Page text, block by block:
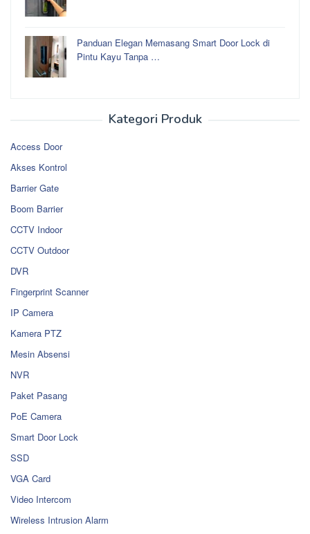
Panduan Elegan Memasang Smart Door Lock di
Pintu Kayu Tanpa …
Kategori Produk
Access Door
Akses Kontrol
Barrier Gate
Boom Barrier
CCTV Indoor
CCTV Outdoor
DVR
Fingerprint Scanner
IP Camera
Kamera PTZ
Mesin Absensi
NVR
Paket Pasang
PoE Camera
Smart Door Lock
SSD
VGA Card
Video Intercom
Wireless Intrusion Alarm